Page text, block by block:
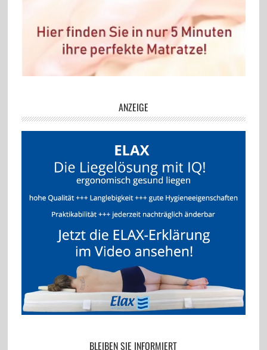
ANZEIGE
BLEIBEN SIE INFORMIERT